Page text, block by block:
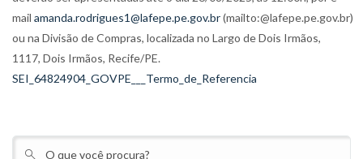
mail amanda.rodrigues1@lafepe.pe.gov.br(mailto:@lafepe.pe.gov.br)
ou na Divisão de Compras, localizada no Largo de Dois Irmãos,
1117, Dois Irmãos, Recife/PE.
SEI_64824904_GOVPE___Termo_de_Referencia